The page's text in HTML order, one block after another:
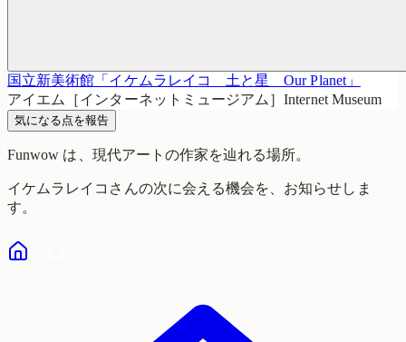
国立新美術館「イケムラレイコ 土と星 Our Planet」
アイエム［インターネットミュージアム］Internet Museum
気になる点を報告
Funwow は、現代アートの作家を辿れる場所。
イケムラレイコ さんの次に会える機会を、お知らせしま
す。